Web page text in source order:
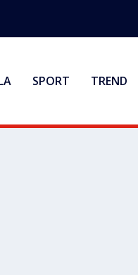
SPORT TREND